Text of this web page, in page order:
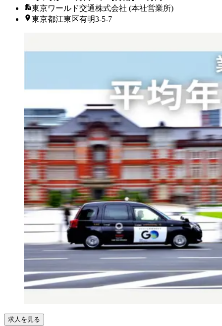
東京ワールド交通株式会社 (本社営業所)
東京都江東区有明3-5-7
求人を見る